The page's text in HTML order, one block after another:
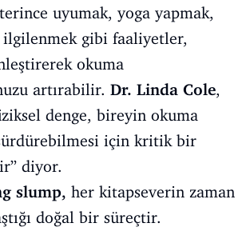
uyumak, yoga yapmak,
gibi faaliyetler,
okuma
artırabilir. Dr. Linda Cole,
denge, bireyin okuma
sürdürebilmesi için kritik bir
diyor.
slump, her kitapseverin zaman
doğal bir süreçtir.